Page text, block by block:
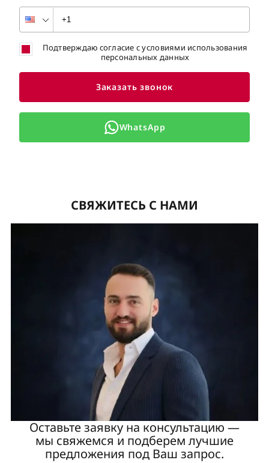
Подтверждаю согласие с условиями использования
персональных данных
Заказать звонок
WhatsApp
СВЯЖИТЕСЬ С НАМИ
Оставьте заявку на консультацию —
мы свяжемся и подберем лучшие
предложения под Ваш запрос.